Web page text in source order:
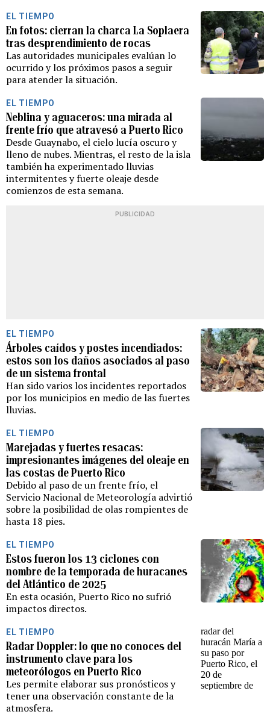
EL TIEMPO
En fotos: cierran la charca La Soplaera
tras desprendimiento de rocas
Las autoridades municipales evalúan lo
ocurrido y los próximos pasos a seguir
para atender la situación.
EL TIEMPO
Neblina y aguaceros: una mirada al
frente frío que atravesó a Puerto Rico
Desde Guaynabo, el cielo lucía oscuro y
lleno de nubes. Mientras, el resto de la isla
también ha experimentado lluvias
intermitentes y fuerte oleaje desde
comienzos de esta semana.
PUBLICIDAD
EL TIEMPO
Árboles caídos y postes incendiados:
estos son los daños asociados al paso
de un sistema frontal
Han sido varios los incidentes reportados
por los municipios en medio de las fuertes
lluvias.
EL TIEMPO
Marejadas y fuertes resacas:
impresionantes imágenes del oleaje en
las costas de Puerto Rico
Debido al paso de un frente frío, el
Servicio Nacional de Meteorología advirtió
sobre la posibilidad de olas rompientes de
hasta 18 pies.
EL TIEMPO
Estos fueron los 13 ciclones con
nombre de la temporada de huracanes
del Atlántico de 2025
En esta ocasión, Puerto Rico no sufrió
impactos directos.
EL TIEMPO
Radar Doppler: lo que no conoces del
instrumento clave para los
meteorólogos en Puerto Rico
Les permite elaborar sus pronósticos y
tener una observación constante de la
atmosfera.